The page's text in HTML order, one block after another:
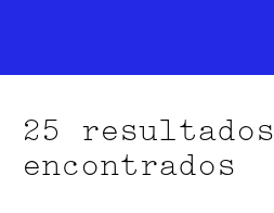
25 resultados
encontrados